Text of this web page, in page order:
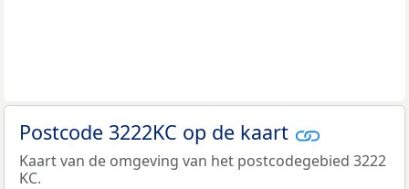
Postcode 3222KC op de kaart
Kaart van de omgeving van het postcodegebied 3222
KC.